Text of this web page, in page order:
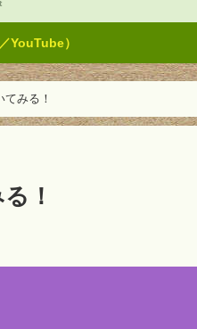
YouTube）
みる！
！